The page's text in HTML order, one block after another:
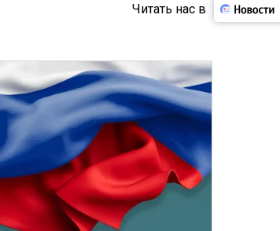
Читать нас в